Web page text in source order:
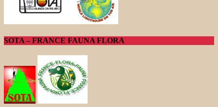
SOTA – FRANCE FAUNA FLORA